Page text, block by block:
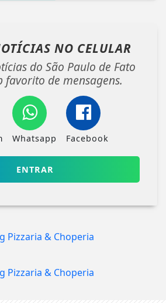
NO CELULAR
do São Paulo de Fato
favorito de mensagens.
Whatsapp Facebook
ENTRAR